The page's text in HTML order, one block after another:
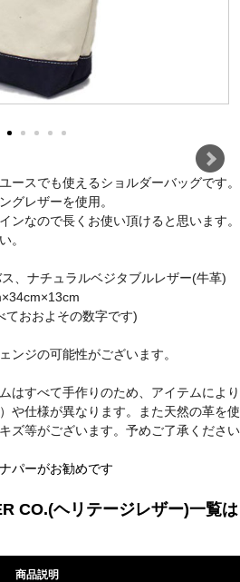
ースでも使えるショルダーバッグです。
グレザーを使用。
ンなので長くお使い頂けると思います。
。
、ナチュラルベジタブルレザー(牛革)
ておおよその数字です)
ンジの可能性がございます。
はすべて手作りのため、アイテムにより
や仕様が異なります。また天然の革を使
ズ等がございます。予めご了承ください
パーがお勧めです
CO.(ヘリテージレザー)一覧は
商品説明